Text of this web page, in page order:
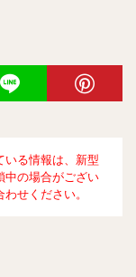
いる情報は、新型
中の場合がござい
せください。